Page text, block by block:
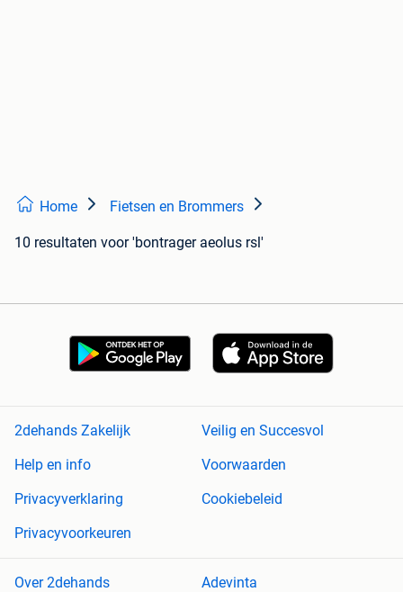
Home Fietsen en Brommers
10 resultaten voor 'bontrager aeolus rsl'
2dehands Zakelijk
Veilig en Succesvol
Help en info
Voorwaarden
Privacyverklaring
Cookiebeleid
Privacyvoorkeuren
Over 2dehands Adevinta